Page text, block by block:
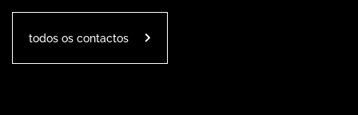
todos os contactos